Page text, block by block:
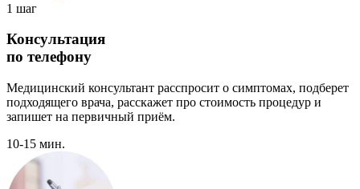
1 шаг
Консультация
по телефону
Медицинский консультант расспросит о симптомах, подберет
подходящего врача, расскажет про стоимость процедур и
запишет на первичный приём.
10-15 мин.